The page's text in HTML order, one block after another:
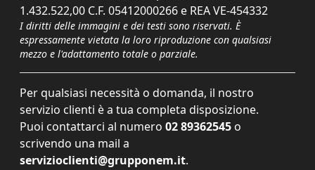
1.432.522,00 C.F. 05412000266 e REA VE-454332
I diritti delle immagini e dei testi sono riservati. È
espressamente vietata la loro riproduzione con qualsiasi
mezzo e l'adattamento totale o parziale.
Per qualsiasi necessità o domanda, il nostro
servizio clienti è a tua completa disposizione.
Puoi contattarci al numero 02 89362545 o
scrivendo una mail a
servizioclienti@grupponem.it.